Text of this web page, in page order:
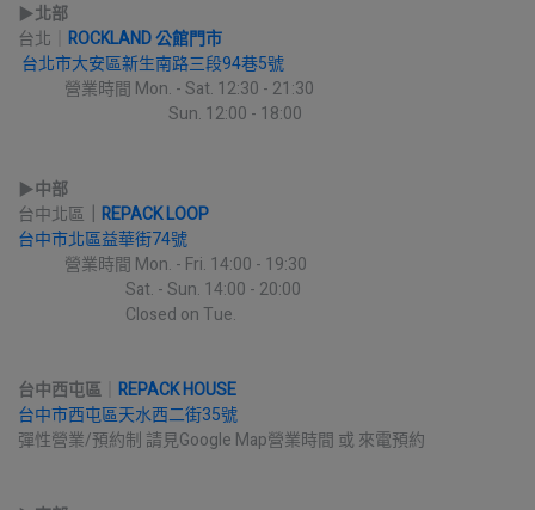
▶︎北部
台北｜ ROCKLAND 公館門市
台北市大安區新生南路三段94巷5號
營業時間 Mon. - Sat. 12:30 - 21:30
Sun. 12:00 - 18:00
▶︎中部
台中北區
REPACK LOOP
台中市北區益華街74號
營業時間 Mon. - Fri. 14:00 - 19:30
Sat. - Sun. 14:00 - 20:00
Closed on Tue.
台中西屯區
REPACK HOUSE
台中市西屯區天水西二街35號
彈性營業/預約制 請見Google Map營業時間 或 來電預約